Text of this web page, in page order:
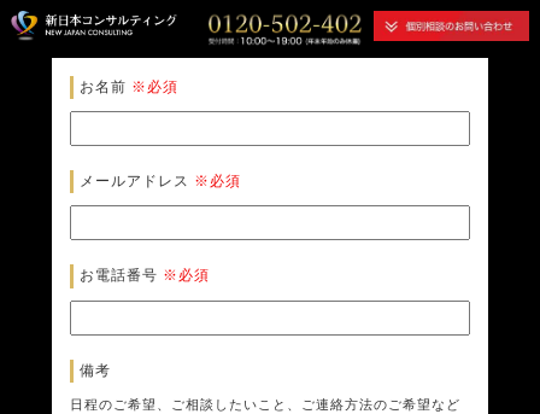
お名前 ※必須
メールアドレス ※必須
お電話番号 ※必須
備考
日程のご希望、ご相談したいこと、ご連絡方法のご希望など